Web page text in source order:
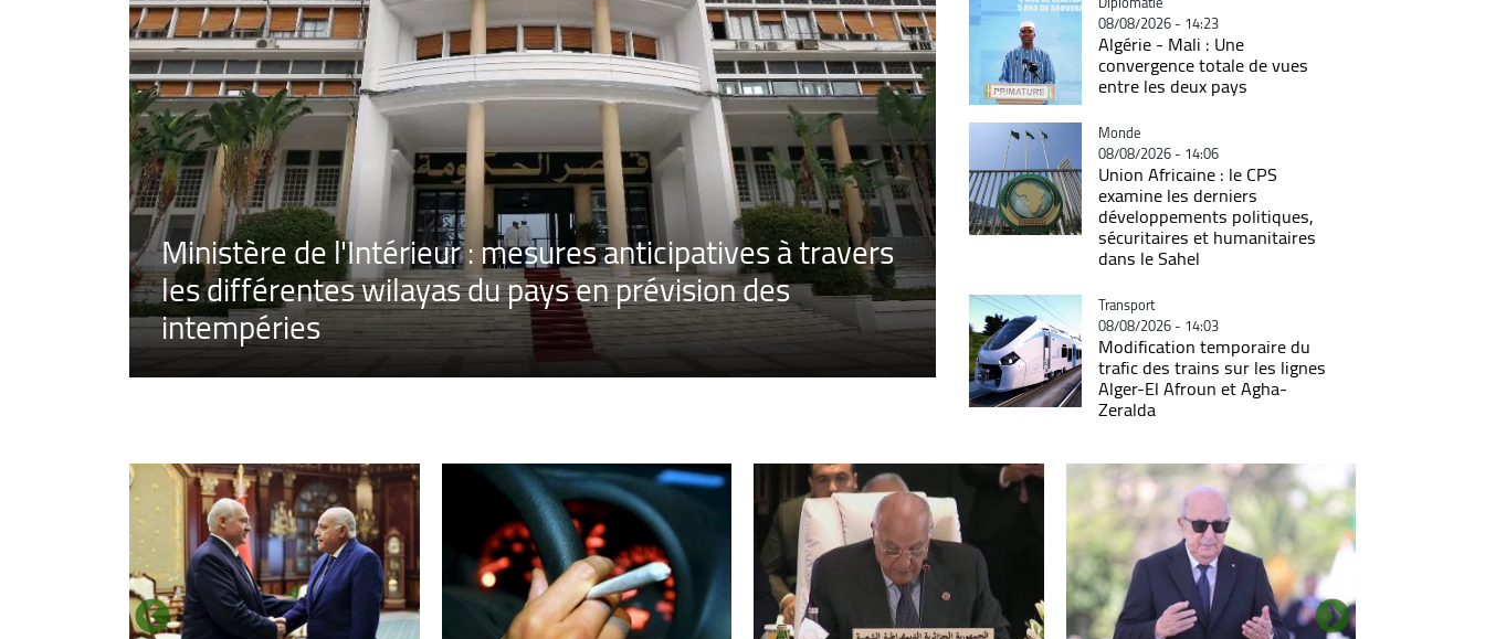
Ministère de l'Intérieur : mesures anticipatives à travers
les différentes wilayas du pays en prévision des
intempéries
08/08/2026 - 14:23
Algérie - Mali : Une
convergence totale de vues
entre les deux pays
Catégorie
Monde
08/08/2026 - 14:06
Union Africaine : le CPS
examine les derniers
développements politiques,
sécuritaires et humanitaires
dans le Sahel
Catégorie
Transport
08/08/2026 - 14:03
Modification temporaire du
trafic des trains sur les lignes
Alger-El Afroun et Agha-
Zeralda